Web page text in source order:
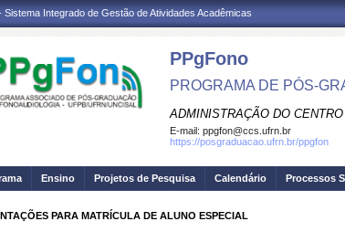
Sistema Integrado de Gestão de Atividades Acadêmicas
PPgFono
PROGRAMA DE PÓS-
ADMINISTRAÇÃO DO
E-mail: ppgfon@ccs.ufrn.br
https://posgraduacao.ufrn.br/ppgfon
Ensino Projetos de Pesquisa Calendário Processos
PARA MATRÍCULA DE ALUNO ESPECIAL